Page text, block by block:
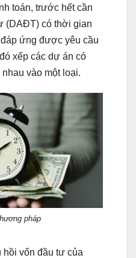
toán, trước hết cần
(DAĐT) có thời gian
ứng được yêu cầu
xếp các dự án có
vào một loại.
pháp
vốn đầu tư của